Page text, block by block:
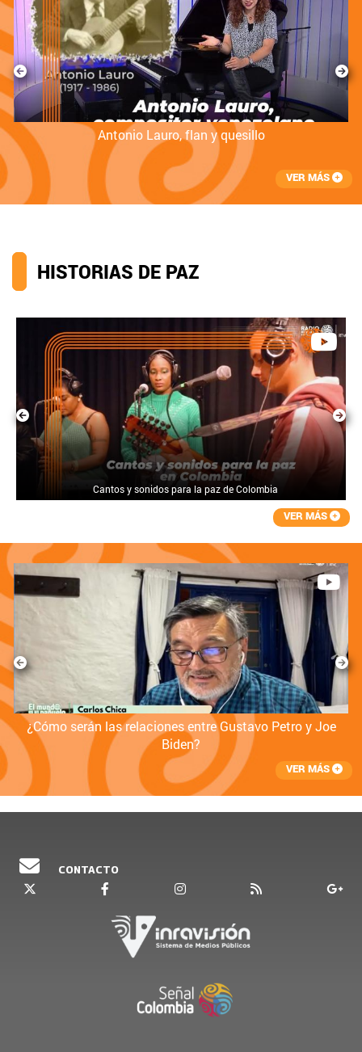
Antonio Lauro, flan y quesillo
VER MÁS
HISTORIAS DE PAZ
Cantos y sonidos para la paz de Colombia
VER MÁS
¿Cómo serán las relaciones entre Gustavo Petro y Joe
Biden?
VER MÁS
CONTACTO